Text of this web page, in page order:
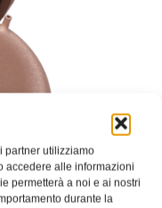
partner utilizziamo
accedere alle informazioni
permetterà a noi e ai nostri
durante la